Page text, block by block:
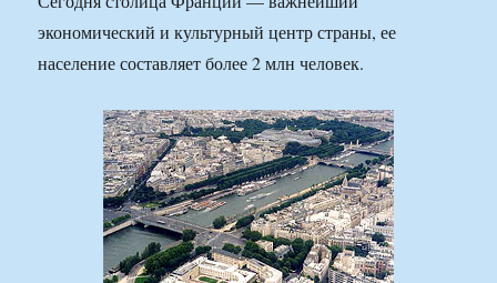
экономический и культурный центр страны, ее
население составляет более 2 млн человек.